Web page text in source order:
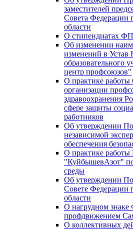
заместителей
Совета Федерации
области
О стипендиатах
Об изменении
изменений в Устав
образовательного
центр профсоюзов"
О практике работы
организации
здравоохранения
сфере защиты
работников
Об утверждении
независимой
обеспечения
О практике
"КуйбышевАзот"
среды
Об утверждении
Совете Федерации
области
О нагрудном
профдвижением
О коллективных